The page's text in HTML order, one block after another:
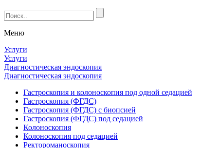
Меню
Услуги
Услуги
Диагностическая эндоскопия
Диагностическая эндоскопия
Гастроскопия и колоноскопия под одной седацией
Гастроскопия (ФГДС)
Гастроскопия (ФГДС) с биопсией
Гастроскопия (ФГДС) под седацией
Колоноскопия
Колоноскопия под седацией
Ректороманоскопия